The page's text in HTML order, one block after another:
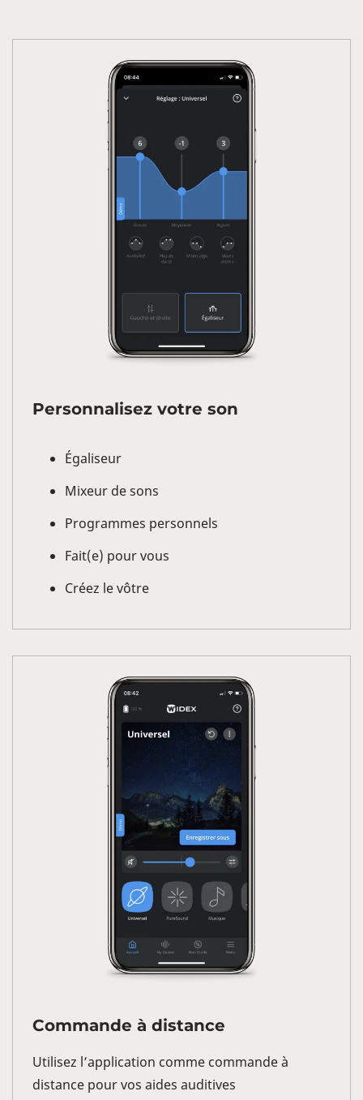
Personnalisez votre son
Égaliseur
Mixeur de sons
Programmes personnels
Fait(e) pour vous
Créez le vôtre
Commande à distance
Utilisez l’application comme commande à
distance pour vos aides auditives